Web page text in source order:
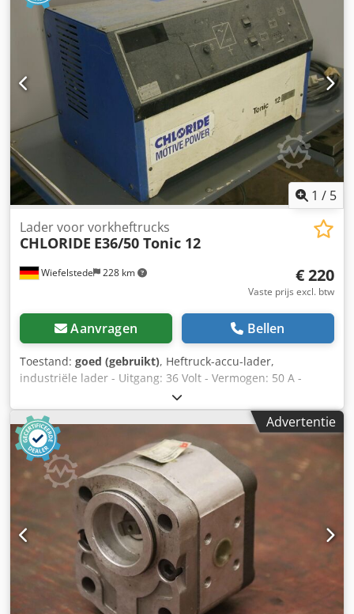
Dcodpfjzrlydex Aphjk -Gewicht: 12,1 kg
1 / 5
Wiefelstede 228 km
Lader voor vorkheftrucks
CHLORIDE E36/50 Tonic 12
€ 220
Vaste prijs excl. btw
Aanvragen Bellen
Toestand: goed (gebruikt), Heftruck-accu-lader,
industriële lader - Uitgang: 36 Volt - Vermogen: 50 A -
Aansluiting: 220 Volt - Afmetingen: 560/350/H355 mm -
Gewicht: 40 kg Djdpfx Aob A Ig Ejphock
Advertentie